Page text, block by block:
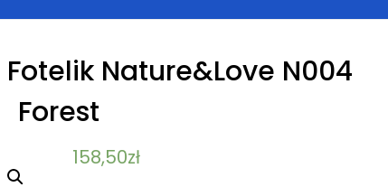
Nature&Love N004
Forest
158,50zł